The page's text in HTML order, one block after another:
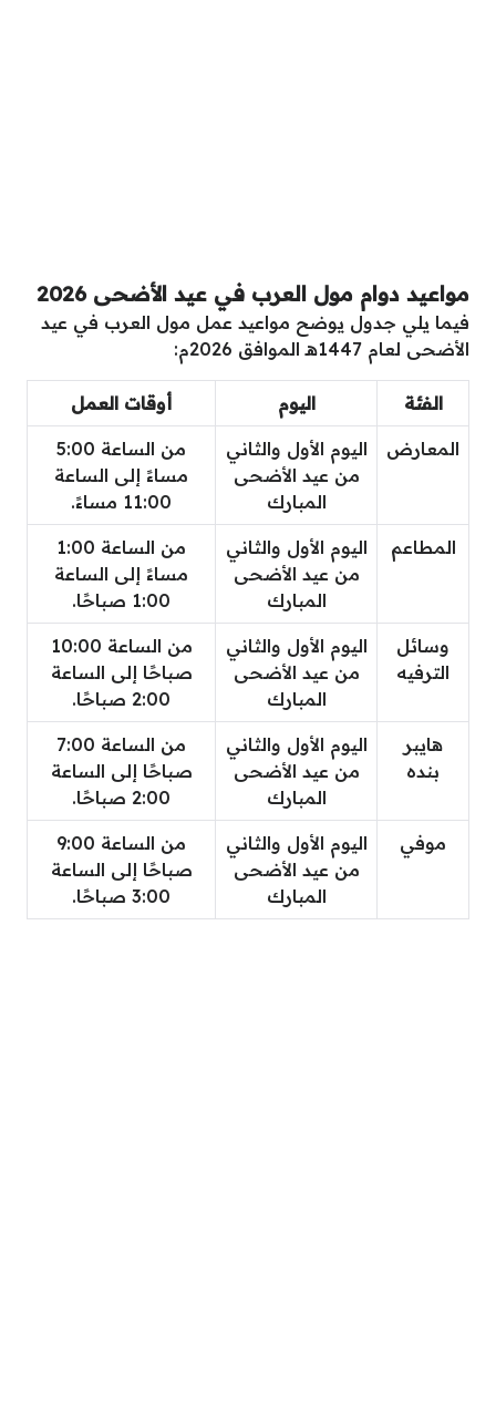
مواعيد دوام مول العرب في عيد الأضحى 2026
فيما يلي جدول يوضح مواعيد عمل مول العرب في عيد
الأضحى لعام 1447هـ الموافق 2026م:
الفئة اليوم أوقات العمل
المعارض
اليوم الأول والثاني
من عيد الأضحى
المبارك
من الساعة 5:00
مساءً إلى الساعة
11:00 مساءً.
المطاعم
اليوم الأول والثاني
من عيد الأضحى
المبارك
من الساعة 1:00
مساءً إلى الساعة
1:00 صباحًا.
وسائل
الترفيه
اليوم الأول والثاني
من عيد الأضحى
المبارك
من الساعة 10:00
صباحًا إلى الساعة
2:00 صباحًا.
هايبر
بنده
اليوم الأول والثاني
من عيد الأضحى
المبارك
من الساعة 7:00
صباحًا إلى الساعة
2:00 صباحًا.
موفي
اليوم الأول والثاني
من عيد الأضحى
المبارك
من الساعة 9:00
صباحًا إلى الساعة
3:00 صباحًا.